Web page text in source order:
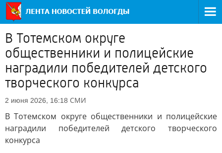
В Тотемском округе
общественники и полицейские
наградили победителей детского
творческого конкурса
2 июня 2026, 16:18 СМИ
В Тотемском округе общественники и полицейские
наградили победителей детского творческого
конкурса